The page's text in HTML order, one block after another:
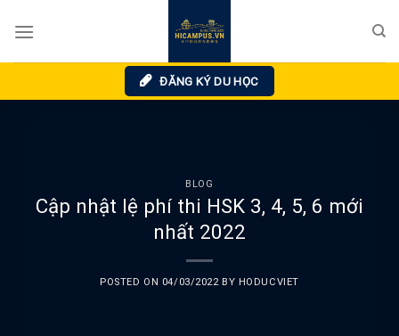
ĐĂNG KÝ DU HỌC
BLOG
Cập nhật lệ phí thi HSK 3, 4, 5, 6 mới
nhất 2022
POSTED ON 04/03/2022 BY HODUCVIET